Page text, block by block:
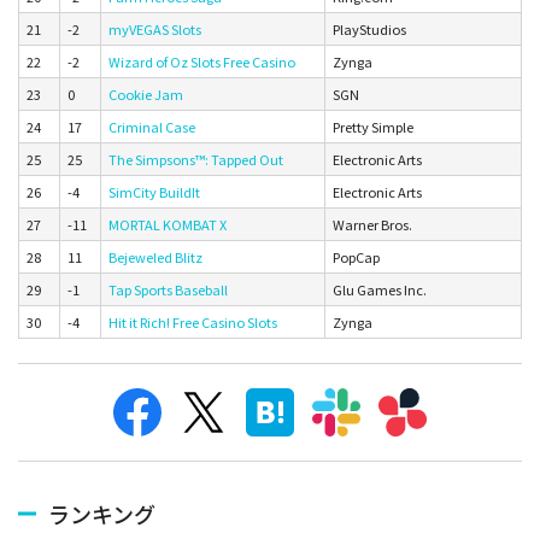
21
-2 myVEGAS Slots
PlayStudios
22
-2 Wizard of Oz Slots Free Casino
Zynga
23
0 Cookie Jam
SGN
24
17 Criminal Case
Pretty Simple
25
25 The Simpsons™: Tapped Out
Electronic Arts
26
-4 SimCity BuildIt
Electronic Arts
27
-11 MORTAL KOMBAT X
Warner Bros.
28
11 Bejeweled Blitz
PopCap
29
-1 Tap Sports Baseball
Glu Games Inc.
30
-4 Hit it Rich! Free Casino Slots Zynga
ランキング